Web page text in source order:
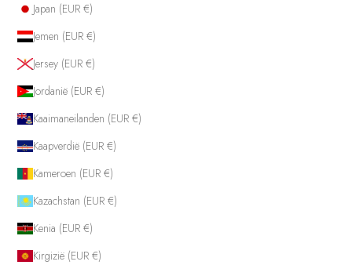
Japan (EUR €)
Jemen (EUR €)
Jersey (EUR €)
Jordanië (EUR €)
Kaaimaneilanden (EUR €)
Kaapverdië (EUR €)
Kameroen (EUR €)
Kazachstan (EUR €)
Kenia (EUR €)
Kirgizië (EUR €)